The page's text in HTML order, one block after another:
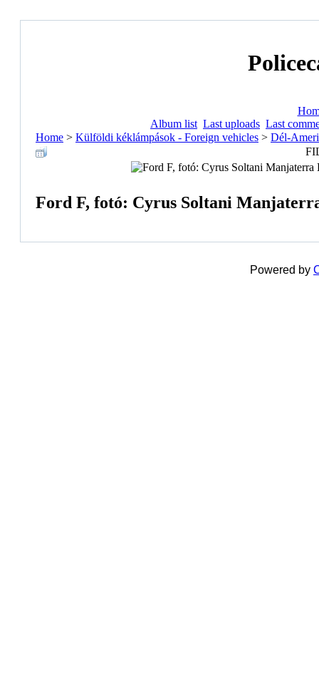
Album list Last uploads Last
Home > Külföldi kéklámpások - Foreign vehicles > Dél-
Ford F, fotó: Cyrus Soltani
Powered by